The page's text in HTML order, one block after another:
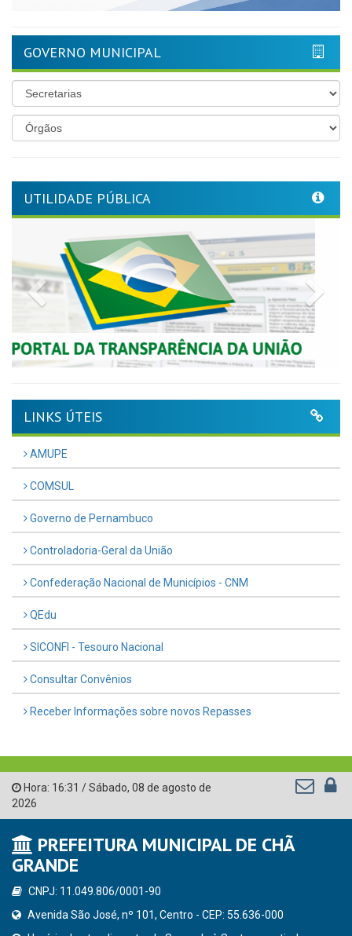
GOVERNO MUNICIPAL
UTILIDADE PÚBLICA
Previous
LINKS ÚTEIS
AMUPE
COMSUL
Governo de Pernambuco
Controladoria-Geral da União
Confederação Nacional de Municípios - CNM
QEdu
SICONFI - Tesouro Nacional
Consultar Convênios
Receber Informações sobre novos Repasses
Hora: 16:31 /Sábado, 08 de agosto de
2026
PREFEITURA MUNICIPAL DE CHÃ
GRANDE
CNPJ: 11.049.806/0001-90
Avenida São José, nº 101, Centro - CEP: 55.636-000